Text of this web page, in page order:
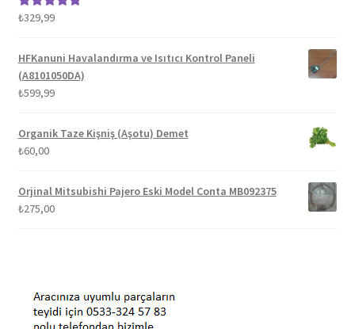
5 üzerinden
₺329,99
HFKanuni Havalandırma ve Isıtıcı Kontrol Paneli
(A8101050DA)
₺599,99
Organik Taze Kişniş (Aşotu) Demet
₺60,00
Orjinal Mitsubishi Pajero Eski Model Conta MB092375
₺275,00